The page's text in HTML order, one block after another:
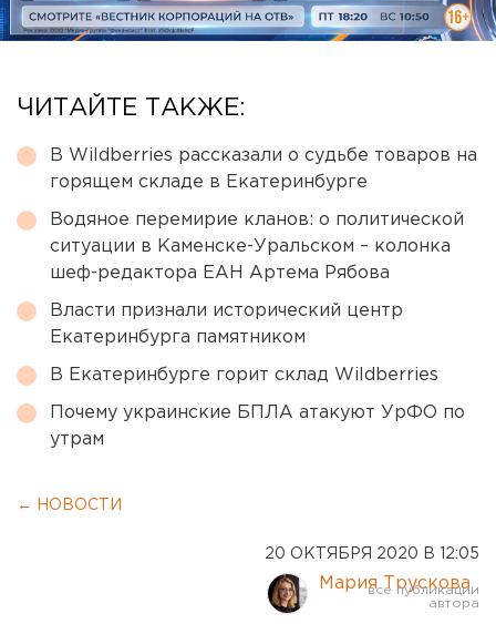
ЧИТАЙТЕ ТАКЖЕ:
В Wildberries рассказали о судьбе товаров на
горящем складе в Екатеринбурге
Водяное перемирие кланов: о политической
ситуации в Каменске-Уральском – колонка
шеф-редактора ЕАН Артема Рябова
Власти признали исторический центр
Екатеринбурга памятником
В Екатеринбурге горит склад Wildberries
Почему украинские БПЛА атакуют УрФО по
утрам
← НОВОСТИ
20 ОКТЯБРЯ 2020 В 12:05
Мария Трускова